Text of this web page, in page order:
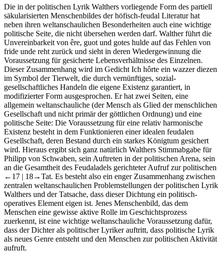
Die in der politischen Lyrik Walthers vorliegende Form des partiell
säkularisierten Menschenbildes der höfisch-feudal Literatur hat
neben ihren weltanschaulichen Besonderheiten auch eine wichtige
politische Seite, die nicht übersehen werden darf. Walther führt die
Unvereinbarkeit von êre, guot und gotes hulde auf das Fehlen von
fride unde reht zurück und sieht in deren Wiedergewinnung die
Voraussetzung für gesicherte Lebensverhältnisse des Einzelnen.
Dieser Zusammenhang wird im Gedicht Ich hôrte ein wazzer diezen
im Symbol der Tierwelt, die durch vernünftiges, sozial-
gesellschaftliches Handeln die eigene Existenz garantiert, in
modifizierter Form ausgesprochen. Er hat zwei Seiten, eine
allgemein weltanschauliche (der Mensch als Glied der menschlichen
Gesellschaft und nicht primär der göttlichen Ordnung) und eine
politische Seite: Die Voraussetzung für eine relativ harmonische
Existenz besteht in dem Funktionieren einer idealen feudalen
Gesellschaft, deren Bestand durch ein starkes Königtum gesichert
wird. Hieraus ergibt sich ganz natürlich Walthers Stimmabgabe für
Philipp von Schwaben, sein Auftreten in der politischen Arena, sein
an die Gesamtheit des Feudaladels gerichteter Aufruf zur politischen
←17 | 18→Tat. Es besteht also ein enger Zusammenhang zwischen
zentralen weltanschaulichen Problemstellungen der politischen Lyrik
Walthers und der Tatsache, dass dieser Dichtung ein politisch-
operatives Element eigen ist. Jenes Menschenbild, das dem
Menschen eine gewisse aktive Rolle im Geschichtsprozess
zuerkennt, ist eine wichtige weltanschauliche Voraussetzung dafür,
dass der Dichter als politischer Lyriker auftritt, dass politische Lyrik
als neues Genre entsteht und den Menschen zur politischen Aktivität
aufruft.